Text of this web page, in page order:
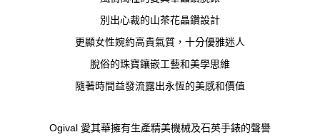
別出心裁的山茶花晶鑽設計
更顯女性婉約高貴氣質，十分優雅迷人
脫俗的珠寶鑲嵌工藝和美學思維
隨著時間益發流露出永恆的美感和價值
Ogival 愛其華擁有生產精美機械及石英手錶的聲譽